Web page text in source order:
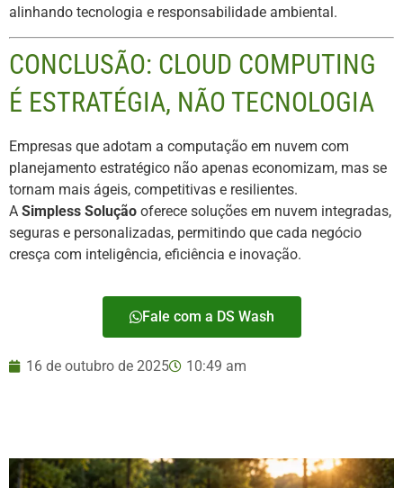
alinhando tecnologia e responsabilidade ambiental.
CONCLUSÃO: CLOUD COMPUTING
É ESTRATÉGIA, NÃO TECNOLOGIA
Empresas que adotam a computação em nuvem com
planejamento estratégico não apenas economizam, mas se
tornam mais ágeis, competitivas e resilientes.
A Simpless Solução oferece soluções em nuvem integradas,
seguras e personalizadas, permitindo que cada negócio
cresça com inteligência, eficiência e inovação.
Fale com a DS Wash
16 de outubro de 2025 10:49 am